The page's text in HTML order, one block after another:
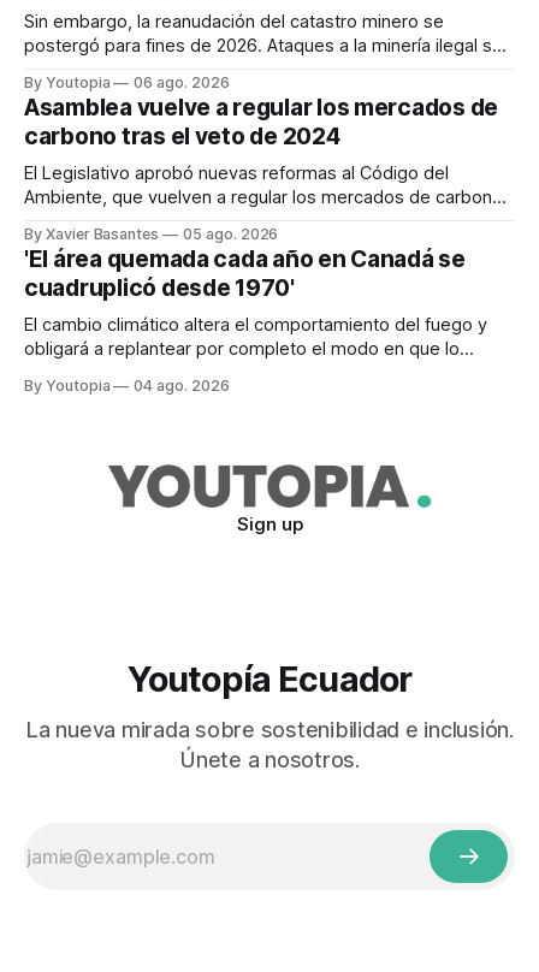
Sin embargo, la reanudación del catastro minero se
postergó para fines de 2026. Ataques a la minería ilegal se
By Youtopia 06 ago. 2026
Asamblea vuelve a regular los mercados de
carbono tras el veto de 2024
El Legislativo aprobó nuevas reformas al Código del
Ambiente, que vuelven a regular los mercados de carbono,
By Xavier Basantes 05 ago. 2026
'El área quemada cada año en Canadá se
cuadruplicó desde 1970'
El cambio climático altera el comportamiento del fuego y
obligará a replantear por completo el modo en que lo
By Youtopia 04 ago. 2026
Sign up
Youtopía Ecuador
La nueva mirada sobre sostenibilidad e inclusión.
Únete a nosotros.